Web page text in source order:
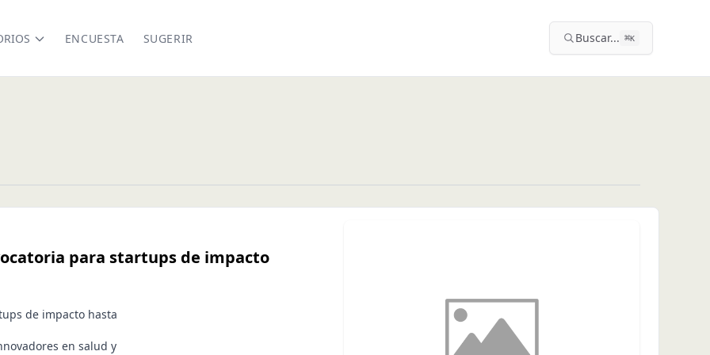
ENCUESTA SUGERIR Buscar... ⌘K
para startups de impacto
de impacto hasta
en salud y